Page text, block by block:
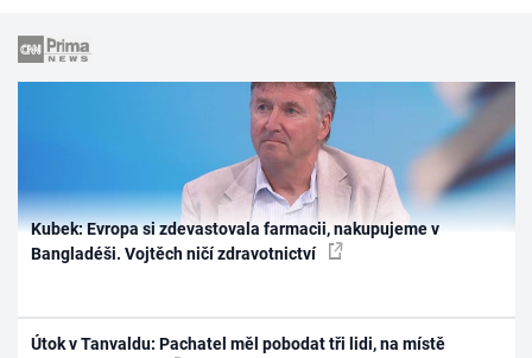
Kubek: Evropa si zdevastovala farmacii, nakupujeme v
Bangladéši. Vojtěch ničí zdravotnictví
Útok v Tanvaldu: Pachatel měl pobodat tři lidi, na místě